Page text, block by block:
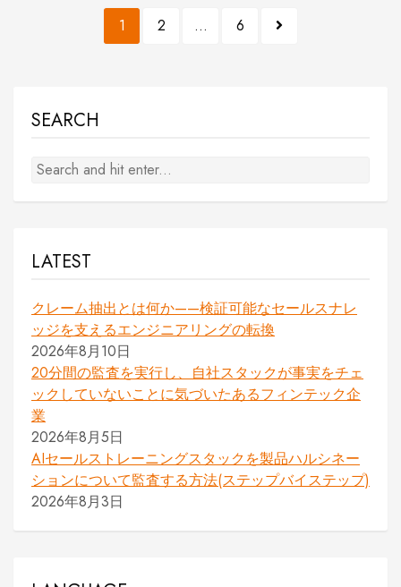
pagination
1 2 … 6
SEARCH
LATEST
クレーム抽出とは何か——検証可能なセールスナレ
ッジを支えるエンジニアリングの転換
2026年8月10日
20分間の監査を実行し、自社スタックが事実をチェ
ックしていないことに気づいたあるフィンテック企
業
2026年8月5日
AIセールストレーニングスタックを製品ハルシネー
ションについて監査する方法(ステップバイステップ)
2026年8月3日